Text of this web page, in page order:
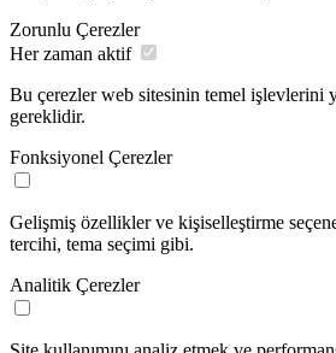
Zorunlu Çerezler
Her zaman aktif
Bu çerezler web sitesinin temel işlevlerini
gereklidir.
Fonksiyonel Çerezler
Gelişmiş özellikler ve kişiselleştirme
tercihi, tema seçimi gibi.
Analitik Çerezler